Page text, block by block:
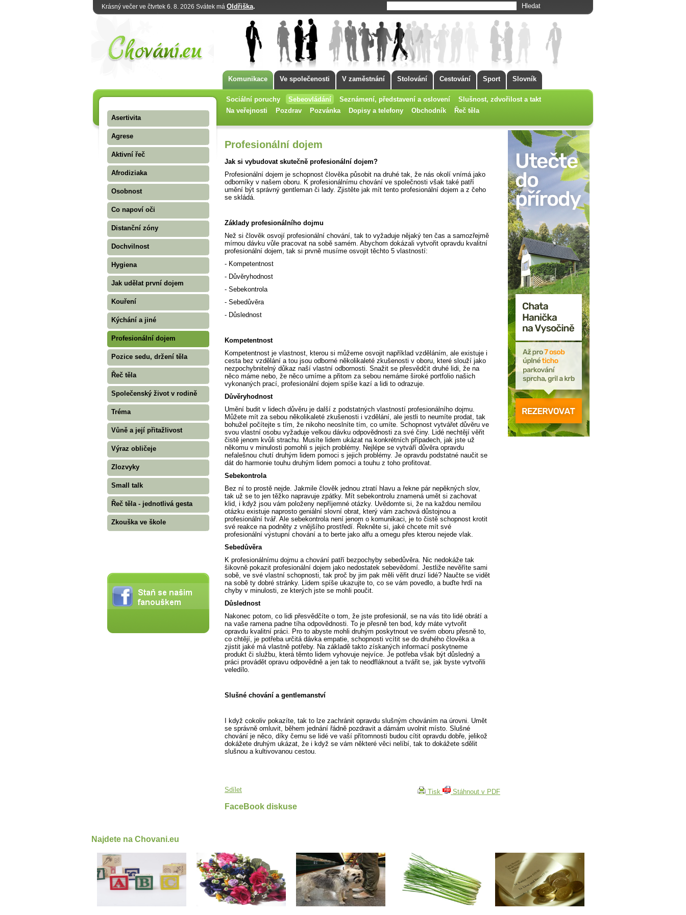
Krásný večer ve čtvrtek 6. 8. 2026 Svátek má Oldřiška.
Komunikace Ve společenosti V zaměstnání Stolování Cestování Sport Slovník
Sociální poruchy Sebeovládání Seznámení, představení a oslovení
Slušnost, zdvořilost a takt
Na veřejnosti
Pozdrav Pozvánka Dopisy a telefony Obchodník
Řeč těla
Asertivita
Agrese
Aktivní řeč
Afrodiziaka
Osobnost
Co napoví oči
Distanční zóny
Dochvilnost
Hygiena
Jak udělat první dojem
Kouření
Kýchání a jiné
Profesionální dojem
Pozice sedu, držení těla
Řeč těla
Společenský život v rodině
Tréma
Vůně a její přitažlivost
Výraz obličeje
Zlozvyky
Small talk
Řeč těla - jednotlivá gesta
Zkouška ve škole
Profesionální dojem
Jak si vybudovat skutečně profesionální dojem?
Profesionální dojem je schopnost člověka působit na druhé tak, že nás okolí vnímá jako
odborníky v našem oboru. K profesionálnímu chování ve společnosti však také patří
umění být správný gentleman či lady. Zjistěte jak mít tento profesionální dojem a z čeho
se skládá.
Základy profesionálního dojmu
Než si člověk osvojí profesionální chování, tak to vyžaduje nějaký ten čas a samozřejmě
mírnou dávku vůle pracovat na sobě samém. Abychom dokázali vytvořit opravdu kvalitní
profesionální dojem, tak si prvně musíme osvojit těchto 5 vlastností:
- Kompetentnost
- Důvěryhodnost
- Sebekontrola
- Sebedůvěra
- Důslednost
Kompetentnost
Kompetentnost je vlastnost, kterou si můžeme osvojit například vzděláním, ale existuje i
cesta bez vzdělání a tou jsou odborné několikaleté zkušenosti v oboru, které slouží jako
nezpochybnitelný důkaz naší vlastní odbornosti. Snažit se přesvědčit druhé lidi, že na
něco máme nebo, že něco umíme a přitom za sebou nemáme široké portfolio našich
vykonaných prací, profesionální dojem spíše kazí a lidi to odrazuje.
Důvěryhodnost
Umění budit v lidech důvěru je další z podstatných vlastností profesionálního dojmu.
Můžete mít za sebou několikaleté zkušenosti i vzdělání, ale jestli to neumíte prodat, tak
bohužel počítejte s tím, že nikoho neoslníte tím, co umíte. Schopnost vytvářet důvěru ve
svou vlastní osobu vyžaduje velkou dávku odpovědnosti za své činy. Lidé nechtějí věřit
čistě jenom kvůli strachu. Musíte lidem ukázat na konkrétních případech, jak jste už
někomu v minulosti pomohli s jejich problémy. Nejlépe se vytváří důvěra opravdu
nefalešnou chutí druhým lidem pomoci s jejich problémy. Je opravdu podstatné naučit se
dát do harmonie touhu druhým lidem pomoci a touhu z toho profitovat.
Sebekontrola
Bez ní to prostě nejde. Jakmile člověk jednou ztratí hlavu a řekne pár nepěkných slov,
tak už se to jen těžko napravuje zpátky. Mít sebekontrolu znamená umět si zachovat
klid, i když jsou vám položeny nepříjemné otázky. Uvědomte si, že na každou nemilou
otázku existuje naprosto geniální slovní obrat, který vám zachová důstojnou a
profesionální tvář. Ale sebekontrola není jenom o komunikaci, je to čistě schopnost krotit
své reakce na podněty z vnějšího prostředí. Řekněte si, jaké chcete mít své
profesionální výstupní chování a to berte jako alfu a omegu přes kterou nejede vlak.
Sebedůvěra
K profesionálnímu dojmu a chování patří bezpochyby sebedůvěra. Nic nedokáže tak
šikovně pokazit profesionální dojem jako nedostatek sebevědomí. Jestliže nevěříte sami
sobě, ve své vlastní schopnosti, tak proč by jim pak měli věřit druzí lidé? Naučte se vidět
na sobě ty dobré stránky. Lidem spíše ukazujte to, co se vám povedlo, a buďte hrdí na
chyby v minulosti, ze kterých jste se mohli poučit.
Důslednost
Nakonec potom, co lidi přesvědčíte o tom, že jste profesionál, se na vás tito lidé obrátí a
na vaše ramena padne tíha odpovědnosti. To je přesně ten bod, kdy máte vytvořit
opravdu kvalitní práci. Pro to abyste mohli druhým poskytnout ve svém oboru přesně to,
co chtějí, je potřeba určitá dávka empatie, schopnosti vcítit se do druhého člověka a
zjistit jaké má vlastně potřeby. Na základě takto získaných informací poskytneme
produkt či službu, která těmto lidem vyhovuje nejvíce. Je potřeba však být důsledný a
práci provádět opravu odpovědně a jen tak to neodfláknout a tvářit se, jak byste vytvořili
veledílo.
Slušné chování a gentlemanství
I když cokoliv pokazíte, tak to lze zachránit opravdu slušným chováním na úrovni. Umět
se správně omluvit, během jednání řádně pozdravit a dámám uvolnit místo. Slušné
chování je něco, díky čemu se lidé ve vaší přítomnosti budou cítit opravdu dobře, jelikož
dokážete druhým ukázat, že i když se vám některé věci nelíbí, tak to dokážete sdělit
slušnou a kultivovanou cestou.
Sdílet Tisk Stáhnout v PDF
FaceBook diskuse
Najdete na Chovani.eu